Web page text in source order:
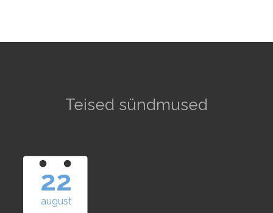
Teised sündmused
22
august